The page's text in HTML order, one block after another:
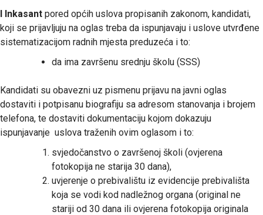
I Inkasant pored općih uslova propisanih zakonom, kandidati,
koji se prijavljuju na oglas treba da ispunjavaju i uslove utvrđene
sistematizacijom radnih mjesta preduzeća i to:
da ima završenu srednju školu (SSS)
Kandidati su obavezni uz pismenu prijavu na javni oglas
dostaviti i potpisanu biografiju sa adresom stanovanja i brojem
telefona, te dostaviti dokumentaciju kojom dokazuju
ispunjavanje uslova traženih ovim oglasom i to:
svjedočanstvo o završenoj školi (ovjerena
fotokopija ne starija 30 dana),
uvjerenje o prebivalištu iz evidencije prebivališta
koja se vodi kod nadležnog organa (original ne
stariji od 30 dana ili ovjerena fotokopija originala